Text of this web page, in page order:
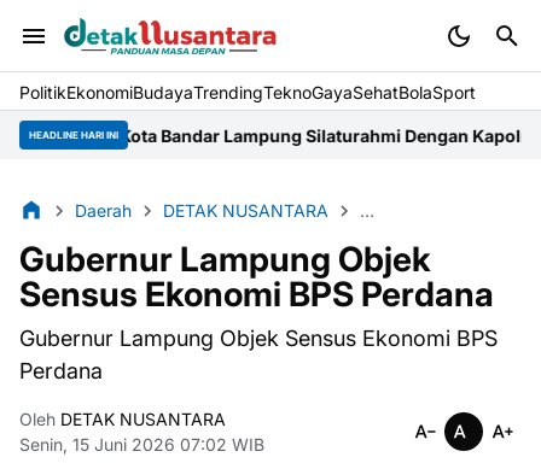
PolitikEkonomiBudayaTrendingTeknoGayaSehatBolaSport
HEADLINE HARI INI
Kota Bandar Lampung Silaturahmi Dengan KapolrestaDLH
Daerah DETAK NUSANTARA EKONOMI DAN
Gubernur Lampung Objek
Sensus Ekonomi BPS Perdana
Gubernur Lampung Objek Sensus Ekonomi BPS
Perdana
Oleh DETAK NUSANTARA
Senin, 15 Juni 2026 07:02 WIB